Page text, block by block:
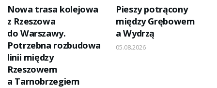
Nowa trasa kolejowa
z Rzeszowa
do Warszawy.
Potrzebna rozbudowa
linii między
Rzeszowem
a Tarnobrzegiem
Pieszy potrącony
między Grębowem
a Wydrzą
05.08.2026